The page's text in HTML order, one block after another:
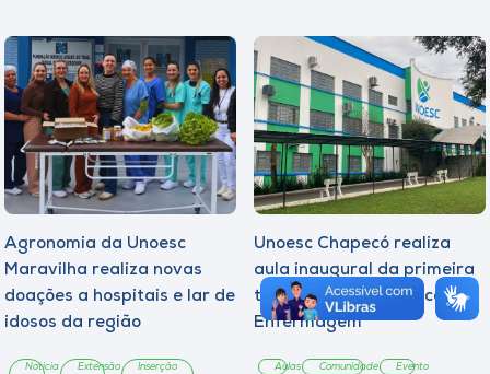
Agronomia da Unoesc
Maravilha realiza novas
doações a hospitais e lar de
idosos da região
Notícia Extensão
Inserção
Unoesc Chapecó realiza
aula inaugural da primeira
turma do curso técnico em
Enfermagem
Aulas Comunidade Evento